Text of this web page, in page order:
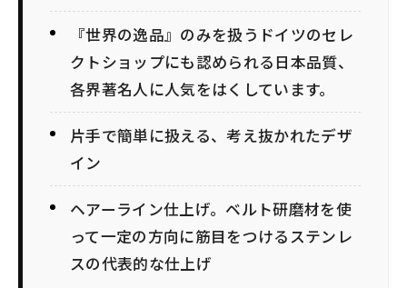
『世界の逸品』のみを扱うドイツのセレ
クトショップにも認められる日本品質、
各界著名人に人気をはくしています。
片手で簡単に扱える、考え抜かれたデザ
イン
ヘアーライン仕上げ。ベルト研磨材を使
って一定の方向に筋目をつけるステンレ
スの代表的な仕上げ